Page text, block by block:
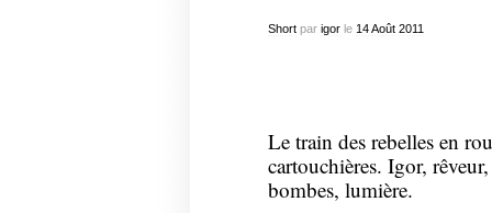
Shortpar igorle 14 Août 2011
Le train des rebelles en
cartouchières. Igor,
bombes, lumière.